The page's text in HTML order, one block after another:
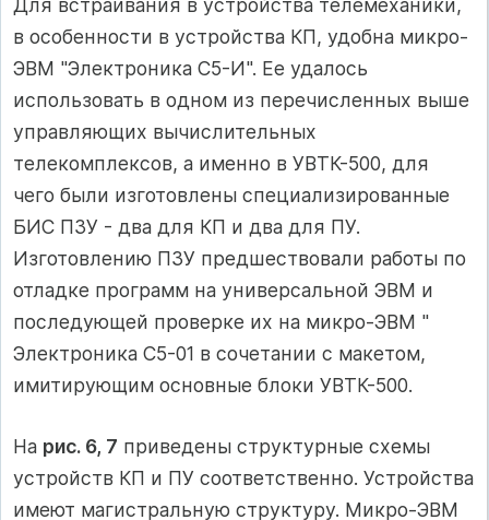
Для встраивания в устройства телемеханики,
в особенности в устройства КП, удобна микро-
ЭВМ "Электроника С5-И". Ее удалось
использовать в одном из перечисленных выше
управляющих вычислительных
телекомплексов, а именно в УВТК-500, для
чего были изготовлены специализированные
БИС ПЗУ - два для КП и два для ПУ.
Изготовлению ПЗУ предшествовали работы по
отладке программ на универсальной ЭВМ и
последующей проверке их на микро-ЭВМ "
Электроника С5-01 в сочетании с макетом,
имитирующим основные блоки УВТК-500.
На рис. 6, 7 приведены структурные схемы
устройств КП и ПУ соответственно. Устройства
имеют магистральную структуру. Микро-ЭВМ